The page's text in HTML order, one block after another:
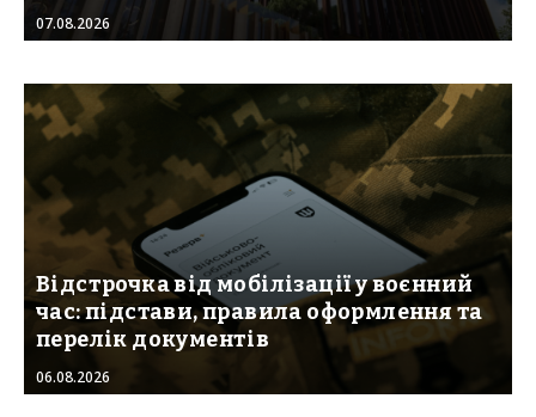
07.08.2026
Відстрочка від мобілізації у воєнний
час: підстави, правила оформлення та
перелік документів
06.08.2026